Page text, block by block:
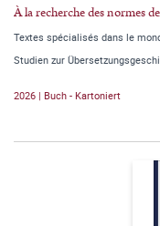
À la recherche des normes
Textes spécialisés dans le
Studien zur
2026 | Buch - Kartoniert